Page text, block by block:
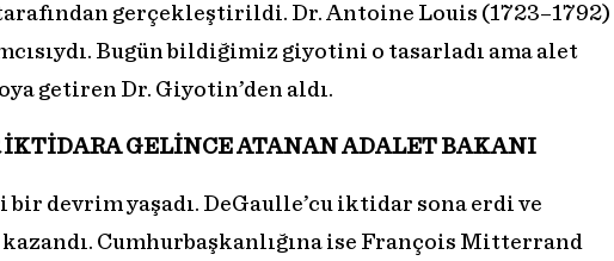
gerçekleştirildi. Dr. Antoine Louis (1723–1792)
Bugün bildiğimiz giyotini o tasarladı ama alet
getiren Dr. Giyotin’den aldı.
İKTİDARA GELİNCE ATANAN ADALET BAKANI
bir devrim yaşadı. DeGaulle’cu iktidar sona erdi ve
Cumhurbaşkanlığına ise François Mitterrand